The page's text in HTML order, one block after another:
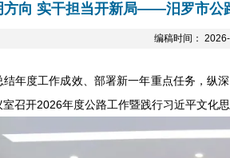
方向 实干担当开新局——汨罗市公
编稿时间：
度工作成效、部署新一年重点任务，纵深
召开2026年度公路工作暨践行习近平文化